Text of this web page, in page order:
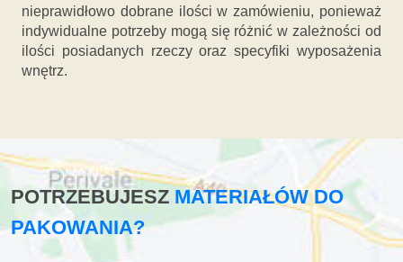
nieprawidłowo dobrane ilości w zamówieniu, ponieważ
indywidualne potrzeby mogą się różnić w zależności od
ilości posiadanych rzeczy oraz specyfiki wyposażenia
wnętrz.
POTRZEBUJESZMATERIAŁÓW DO
PAKOWANIA?